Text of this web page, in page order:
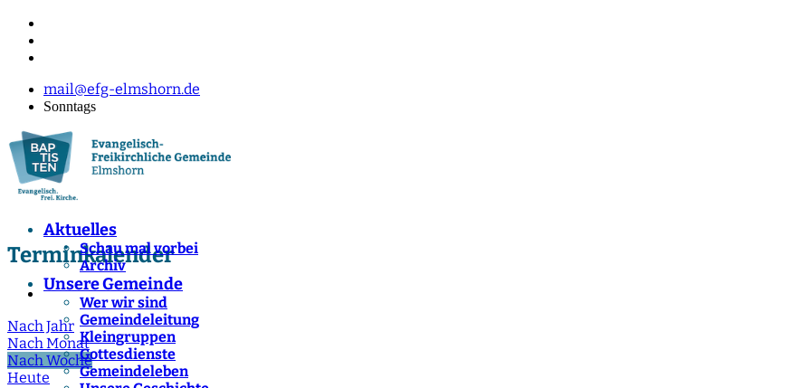
mail@efg-elmshorn.de
Sonntags
Aktuelles
Schau mal vorbei
Archiv
Unsere Gemeinde
Wer wir sind
Gemeindeleitung
Kleingruppen
Gottesdienste
Gemeindeleben
Terminkalender
Nach Jahr
Nach Monat
Nach Woche
Heute